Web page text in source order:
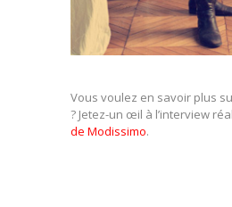
Vous voulez en savoir plus
? Jetez-un œil à l’interview
de Modissimo.